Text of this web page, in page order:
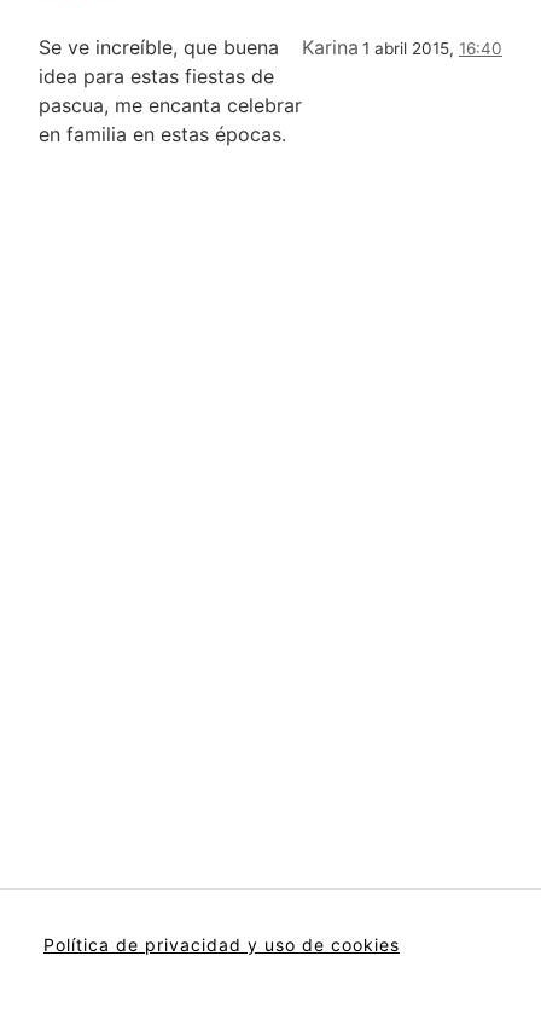
Karina 1 abril 2015, 16:40
Se ve increíble, que buena
idea para estas fiestas de
pascua, me encanta celebrar
en familia en estas épocas.
Política de privacidad y uso de cookies